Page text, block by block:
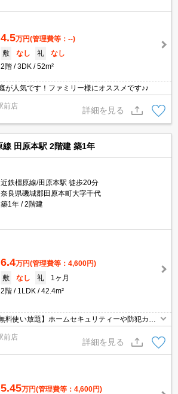
4.5万円(管理費等：--)
敷
なし 礼
なし
2階
3DK 52m²
が人気です！ファミリー様にオススメです♪♪
前店
詳細を見る
線 田原本駅 2階建 築1年
近鉄橿原線/田原本駅 徒歩20分
奈良県磯城郡田原本町大字千代
築1年
2階建
6.4万円(管理費等：4,600円)
敷
なし 礼
1ヶ月
2階
1LDK 42.4m²
料使い放題】ホームセキュリティーや防犯カメ
前店
詳細を見る
5.45万円(管理費等：4,600円)